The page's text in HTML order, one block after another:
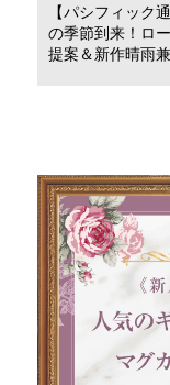
【パシフィック
の季節到来！ロ
提案＆新作晴雨